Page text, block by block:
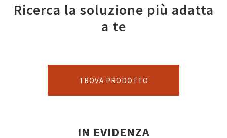
Ricerca la soluzione più adatta
a te
TROVA PRODOTTO
IN EVIDENZA